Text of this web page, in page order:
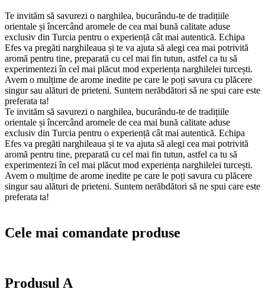
Te invităm să savurezi o narghilea, bucurându-te de tradițiile
orientale și încercând aromele de cea mai bună calitate aduse
exclusiv din Turcia pentru o experiență cât mai autentică. Echipa
Efes va pregăti narghileaua și te va ajuta să alegi cea mai potrivită
aromă pentru tine, preparată cu cel mai fin tutun, astfel ca tu să
experimentezi în cel mai plăcut mod experiența narghilelei turcești.
Avem o mulțime de arome inedite pe care le poți savura cu plăcere
singur sau alături de prieteni. Suntem nerăbdători să ne spui care este
preferata ta!
Te invităm să savurezi o narghilea, bucurându-te de tradițiile
orientale și încercând aromele de cea mai bună calitate aduse
exclusiv din Turcia pentru o experiență cât mai autentică. Echipa
Efes va pregăti narghileaua și te va ajuta să alegi cea mai potrivită
aromă pentru tine, preparată cu cel mai fin tutun, astfel ca tu să
experimentezi în cel mai plăcut mod experiența narghilelei turcești.
Avem o mulțime de arome inedite pe care le poți savura cu plăcere
singur sau alături de prieteni. Suntem nerăbdători să ne spui care este
preferata ta!
Cele mai comandate produse
Produsul A